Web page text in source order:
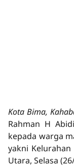
Kota Bima,
Rahman H
kepada warga
yakni
Utara, Selasa